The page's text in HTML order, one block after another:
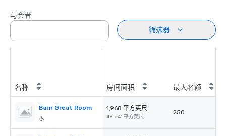
与会者
筛选器
名称 房间面积 最大名额
Barn Great Room 1,968 平方英尺
48 x 41 平方英尺
250